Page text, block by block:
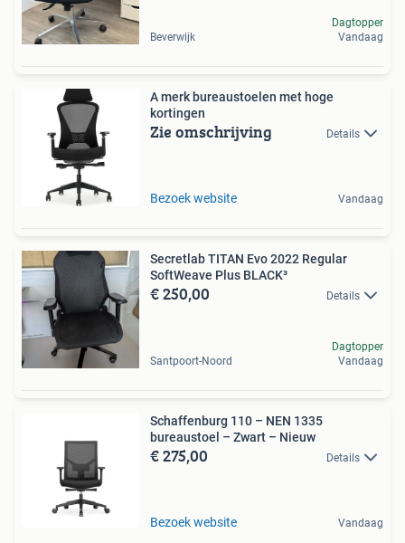
Beverwijk
Dagtopper
Vandaag
A merk bureaustoelen met hoge
kortingen
Zie omschrijving Details
Bezoek website Vandaag
Secretlab TITAN Evo 2022 Regular
SoftWeave Plus BLACK³
€ 250,00 Details
Santpoort-Noord
Dagtopper
Vandaag
Schaffenburg 110 – NEN 1335
bureaustoel – Zwart – Nieuw
€ 275,00 Details
Bezoek website Vandaag